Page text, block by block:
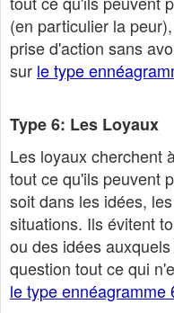
(en particulier la
prise d'action sans
sur le type
Type 6: Les Loyaux
Les loyaux cherchent
tout ce qu'ils peuvent
soit dans les idées,
situations. Ils évitent
ou des idées
question tout ce qui
le type ennéagramme